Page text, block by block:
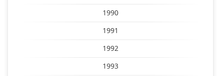
1990
1991
1992
1993